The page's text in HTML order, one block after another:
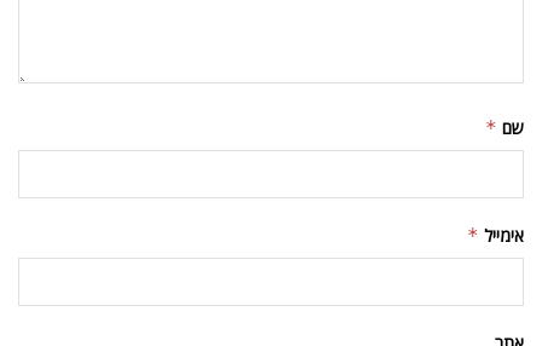
שם *
אימייל *